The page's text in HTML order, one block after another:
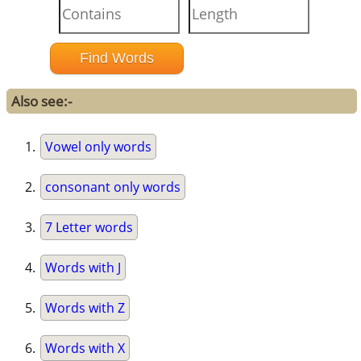
Also see:-
Vowel only words
consonant only words
7 Letter words
Words with J
Words with Z
Words with X